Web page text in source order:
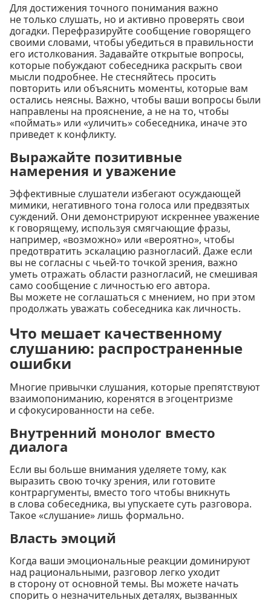
Для достижения точного понимания важно
не только слушать, но и активно проверять свои
догадки. Перефразируйте сообщение говорящего
своими словами, чтобы убедиться в правильности
его истолкования. Задавайте открытые вопросы,
которые побуждают собеседника раскрыть свои
мысли подробнее. Не стесняйтесь просить
повторить или объяснить моменты, которые вам
остались неясны. Важно, чтобы ваши вопросы были
направлены на прояснение, а не на то, чтобы
«поймать» или «уличить» собеседника, иначе это
приведет к конфликту.
Выражайте позитивные
намерения и уважение
Эффективные слушатели избегают осуждающей
мимики, негативного тона голоса или предвзятых
суждений. Они демонстрируют искреннее уважение
к говорящему, используя смягчающие фразы,
например, «возможно» или «вероятно», чтобы
предотвратить эскалацию разногласий. Даже если
вы не согласны с чьей-то точкой зрения, важно
уметь отражать области разногласий, не смешивая
само сообщение с личностью его автора.
Вы можете не соглашаться с мнением, но при этом
продолжать уважать собеседника как личность.
Что мешает качественному
слушанию: распространенные
ошибки
Многие привычки слушания, которые препятствуют
взаимопониманию, коренятся в эгоцентризме
и сфокусированности на себе.
Внутренний монолог вместо
диалога
Если вы больше внимания уделяете тому, как
выразить свою точку зрения, или готовите
контраргументы, вместо того чтобы вникнуть
в слова собеседника, вы упускаете суть разговора.
Такое «слушание» лишь формально.
Власть эмоций
Когда ваши эмоциональные реакции доминируют
над рациональными, разговор легко уходит
в сторону от основной темы. Вы можете начать
спорить о незначительных деталях, вызванных